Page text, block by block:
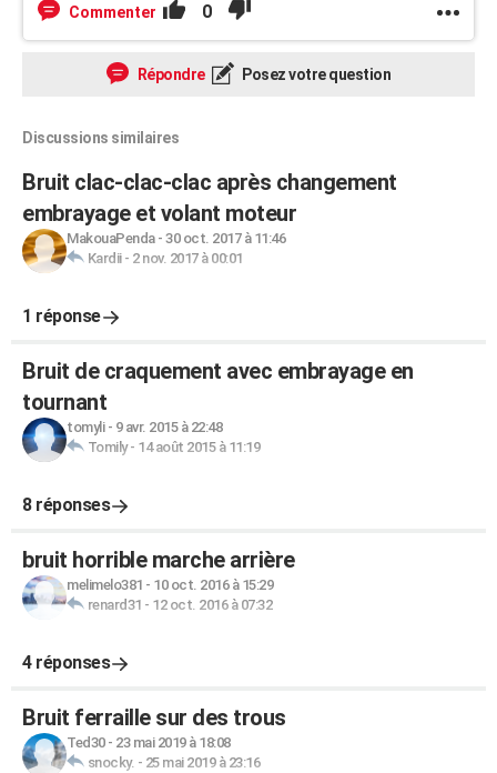
Commenter 0
Répondre Posez votre question
Discussions similaires
Bruit clac-clac-clac après changement
embrayage et volant moteur
MakouaPenda- 30 oct. 2017 à 11:46
Kardii- 2 nov. 2017 à 00:01
1 réponse
Bruit de craquement avec embrayage en
tournant
tomyli- 9 avr. 2015 à 22:48
Tomily- 14 août 2015 à 11:19
8 réponses
bruit horrible marche arrière
melimelo381 - 10 oct. 2016 à 15:29
renard31 - 12 oct. 2016 à 07:32
4 réponses
Bruit ferraille sur des trous
Ted30- 23 mai 2019 à 18:08
snocky. - 25 mai 2019 à 23:16